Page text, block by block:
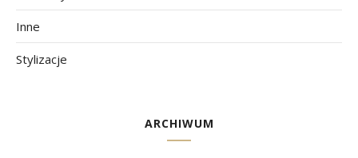
Inne
Stylizacje
ARCHIWUM